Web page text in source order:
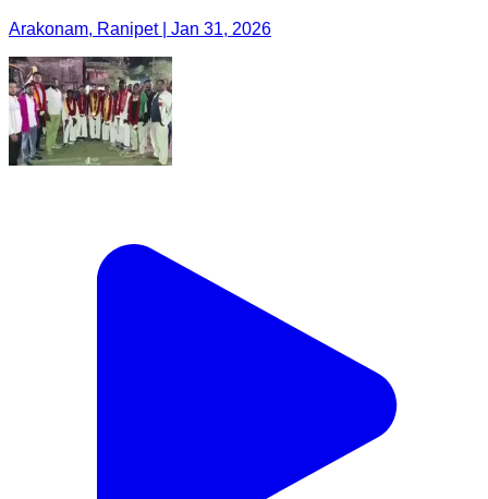
Arakonam, Ranipet | Jan 31, 2026